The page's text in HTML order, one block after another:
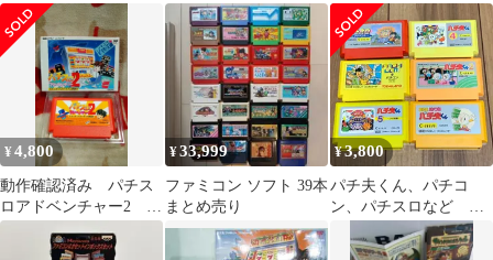
オシー7見参 箱、説明
書付き
フ見参！ ファミコンソ
フト
¥4,800
動作確認済み パチス
ロアドベンチャー2 フ
ァミコン
¥33,999
ファミコン ソフト 39本
まとめ売り
¥3,800
パチ夫くん、パチコ
ン、パチスロなど フ
ァミコンソフト６本セ
ット 箱説なし